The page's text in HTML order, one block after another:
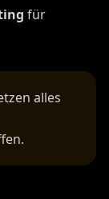
für
alles